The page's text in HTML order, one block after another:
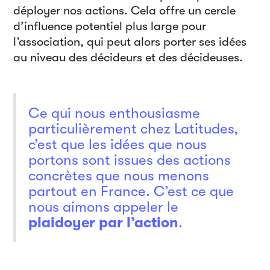
déployer nos actions. Cela offre un cercle
d’influence potentiel plus large pour
l’association, qui peut alors porter ses idées
au niveau des décideurs et des décideuses.
Ce qui nous enthousiasme
particulièrement chez Latitudes,
c’est que les idées que nous
portons sont issues des actions
concrètes que nous menons
partout en France. C’est ce que
nous aimons appeler le
plaidoyer par l’action.